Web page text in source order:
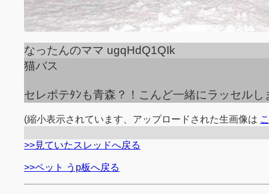
なったんのママ ugqHdQ1QIk
猫バス
セレポテﾀﾝも青森？！こんど一緒にラッセルし
(縮小表示されています、アップロードされた生画像は
>>見ていたスレッドへ戻る
>>ペット うp板へ戻る